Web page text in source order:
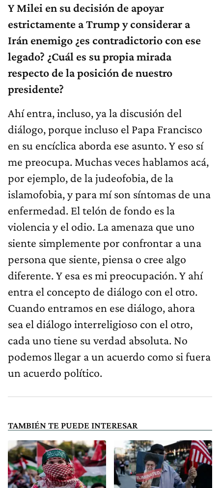
Y Milei en su decisión de apoyar
estrictamente a Trump y considerar a
Irán enemigo ¿es contradictorio con ese
legado? ¿Cuál es su propia mirada
respecto de la posición de nuestro
presidente?
Ahí entra, incluso, ya la discusión del
diálogo, porque incluso el Papa Francisco
en su encíclica aborda ese asunto. Y eso sí
me preocupa. Muchas veces hablamos acá,
por ejemplo, de la judeofobia, de la
islamofobia, y para mí son síntomas de una
enfermedad. El telón de fondo es la
violencia y el odio. La amenaza que uno
siente simplemente por confrontar a una
persona que siente, piensa o cree algo
diferente. Y esa es mi preocupación. Y ahí
entra el concepto de diálogo con el otro.
Cuando entramos en ese diálogo, ahora
sea el diálogo interreligioso con el otro,
cada uno tiene su verdad absoluta. No
podemos llegar a un acuerdo como si fuera
un acuerdo político.
TAMBIÉN TE PUEDE INTERESAR